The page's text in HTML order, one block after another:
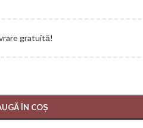
gratuită!
ÎN COȘ